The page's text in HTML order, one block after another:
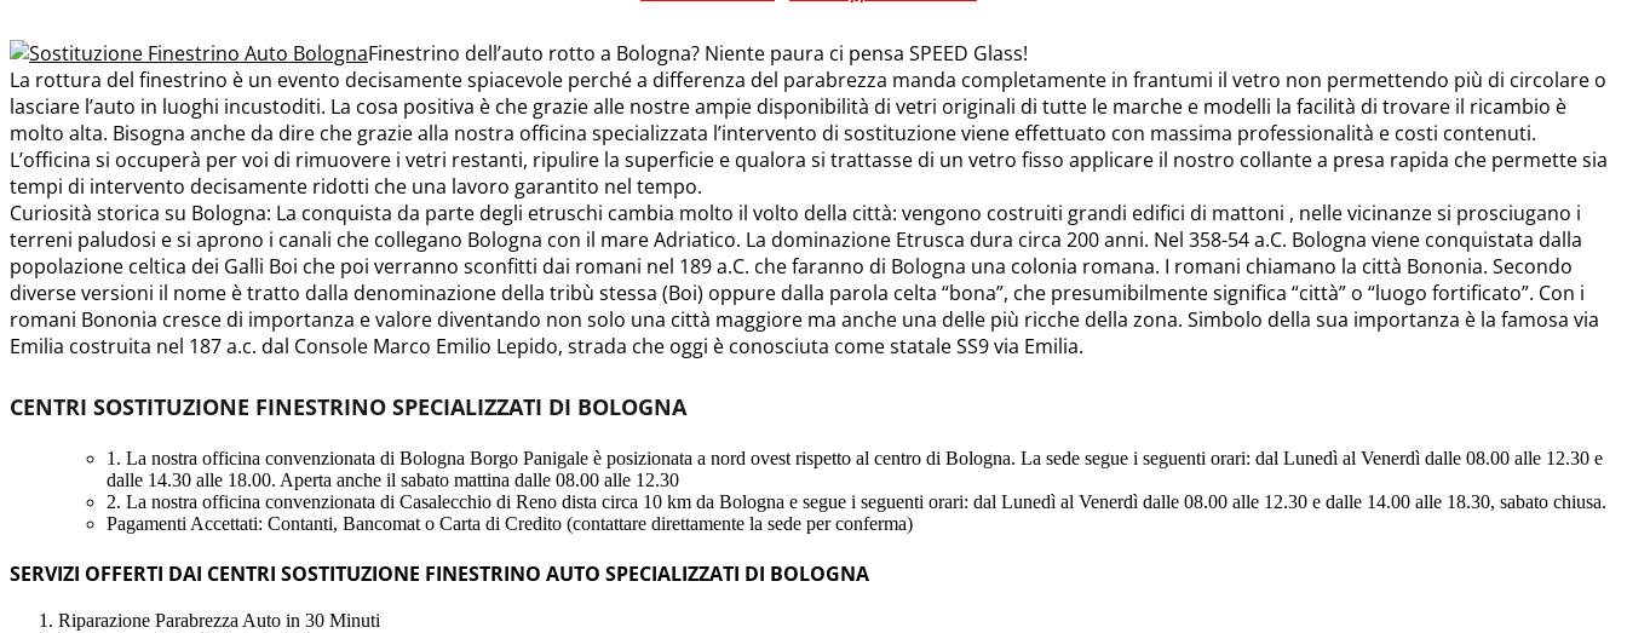
Finestrino dell’auto rotto a Bologna? Niente paura ci pensa SPEED Glass!
La rottura del finestrino è un evento decisamente spiacevole perché a differenza del parabrezza manda completamente in frantumi il vetro non permettendo più di circolare o
lasciare l’auto in luoghi incustoditi. La cosa positiva è che grazie alle nostre ampie disponibilità di vetri originali di tutte le marche e modelli la facilità di trovare il ricambio è
molto alta. Bisogna anche da dire che grazie alla nostra officina specializzata l’intervento di sostituzione viene effettuato con massima professionalità e costi contenuti.
L’officina si occuperà per voi di rimuovere i vetri restanti, ripulire la superficie e qualora si trattasse di un vetro fisso applicare il nostro collante a presa rapida che permette sia
tempi di intervento decisamente ridotti che una lavoro garantito nel tempo.
Curiosità storica su Bologna: La conquista da parte degli etruschi cambia molto il volto della città: vengono costruiti grandi edifici di mattoni , nelle vicinanze si prosciugano i
terreni paludosi e si aprono i canali che collegano Bologna con il mare Adriatico. La dominazione Etrusca dura circa 200 anni. Nel 358-54 a.C. Bologna viene conquistata dalla
popolazione celtica dei Galli Boi che poi verranno sconfitti dai romani nel 189 a.C. che faranno di Bologna una colonia romana. I romani chiamano la città Bononia. Secondo
diverse versioni il nome è tratto dalla denominazione della tribù stessa (Boi) oppure dalla parola celta “bona”, che presumibilmente significa “città” o “luogo fortificato”. Con i
romani Bononia cresce di importanza e valore diventando non solo una città maggiore ma anche una delle più ricche della zona. Simbolo della sua importanza è la famosa via
Emilia costruita nel 187 a.c. dal Console Marco Emilio Lepido, strada che oggi è conosciuta come statale SS9 via Emilia.
CENTRI SOSTITUZIONE FINESTRINO SPECIALIZZATI DI BOLOGNA
1. La nostra officina convenzionata di Bologna Borgo Panigale è posizionata a nord ovest rispetto al centro di Bologna. La sede segue i seguenti orari: dal Lunedì al Venerdì dalle 08.00 alle 12.30 e
dalle 14.30 alle 18.00. Aperta anche il sabato mattina dalle 08.00 alle 12.30
2. La nostra officina convenzionata di Casalecchio di Reno dista circa 10 km da Bologna e segue i seguenti orari: dal Lunedì al Venerdì dalle 08.00 alle 12.30 e dalle 14.00 alle 18.30, sabato chiusa.
Pagamenti Accettati: Contanti, Bancomat o Carta di Credito (contattare direttamente la sede per conferma)
SERVIZI OFFERTI DAI CENTRI SOSTITUZIONE FINESTRINO AUTO SPECIALIZZATI DI BOLOGNA
Riparazione Parabrezza Auto in 30 Minuti